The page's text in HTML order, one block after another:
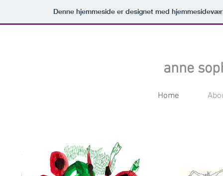
Denne hjemmeside er designet med
anne
Home